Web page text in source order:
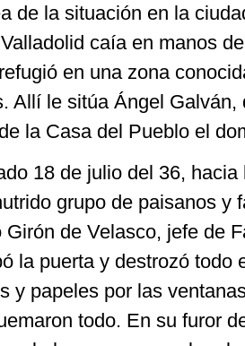
de la situación en la
caía en manos
en una zona
Allí le sitúa Ángel Galván,
la Casa del Pueblo el
18 de julio del 36, hacia
grupo de paisanos y
Girón de Velasco, jefe de
la puerta y destrozó todo
y papeles por las
todo. En su furor